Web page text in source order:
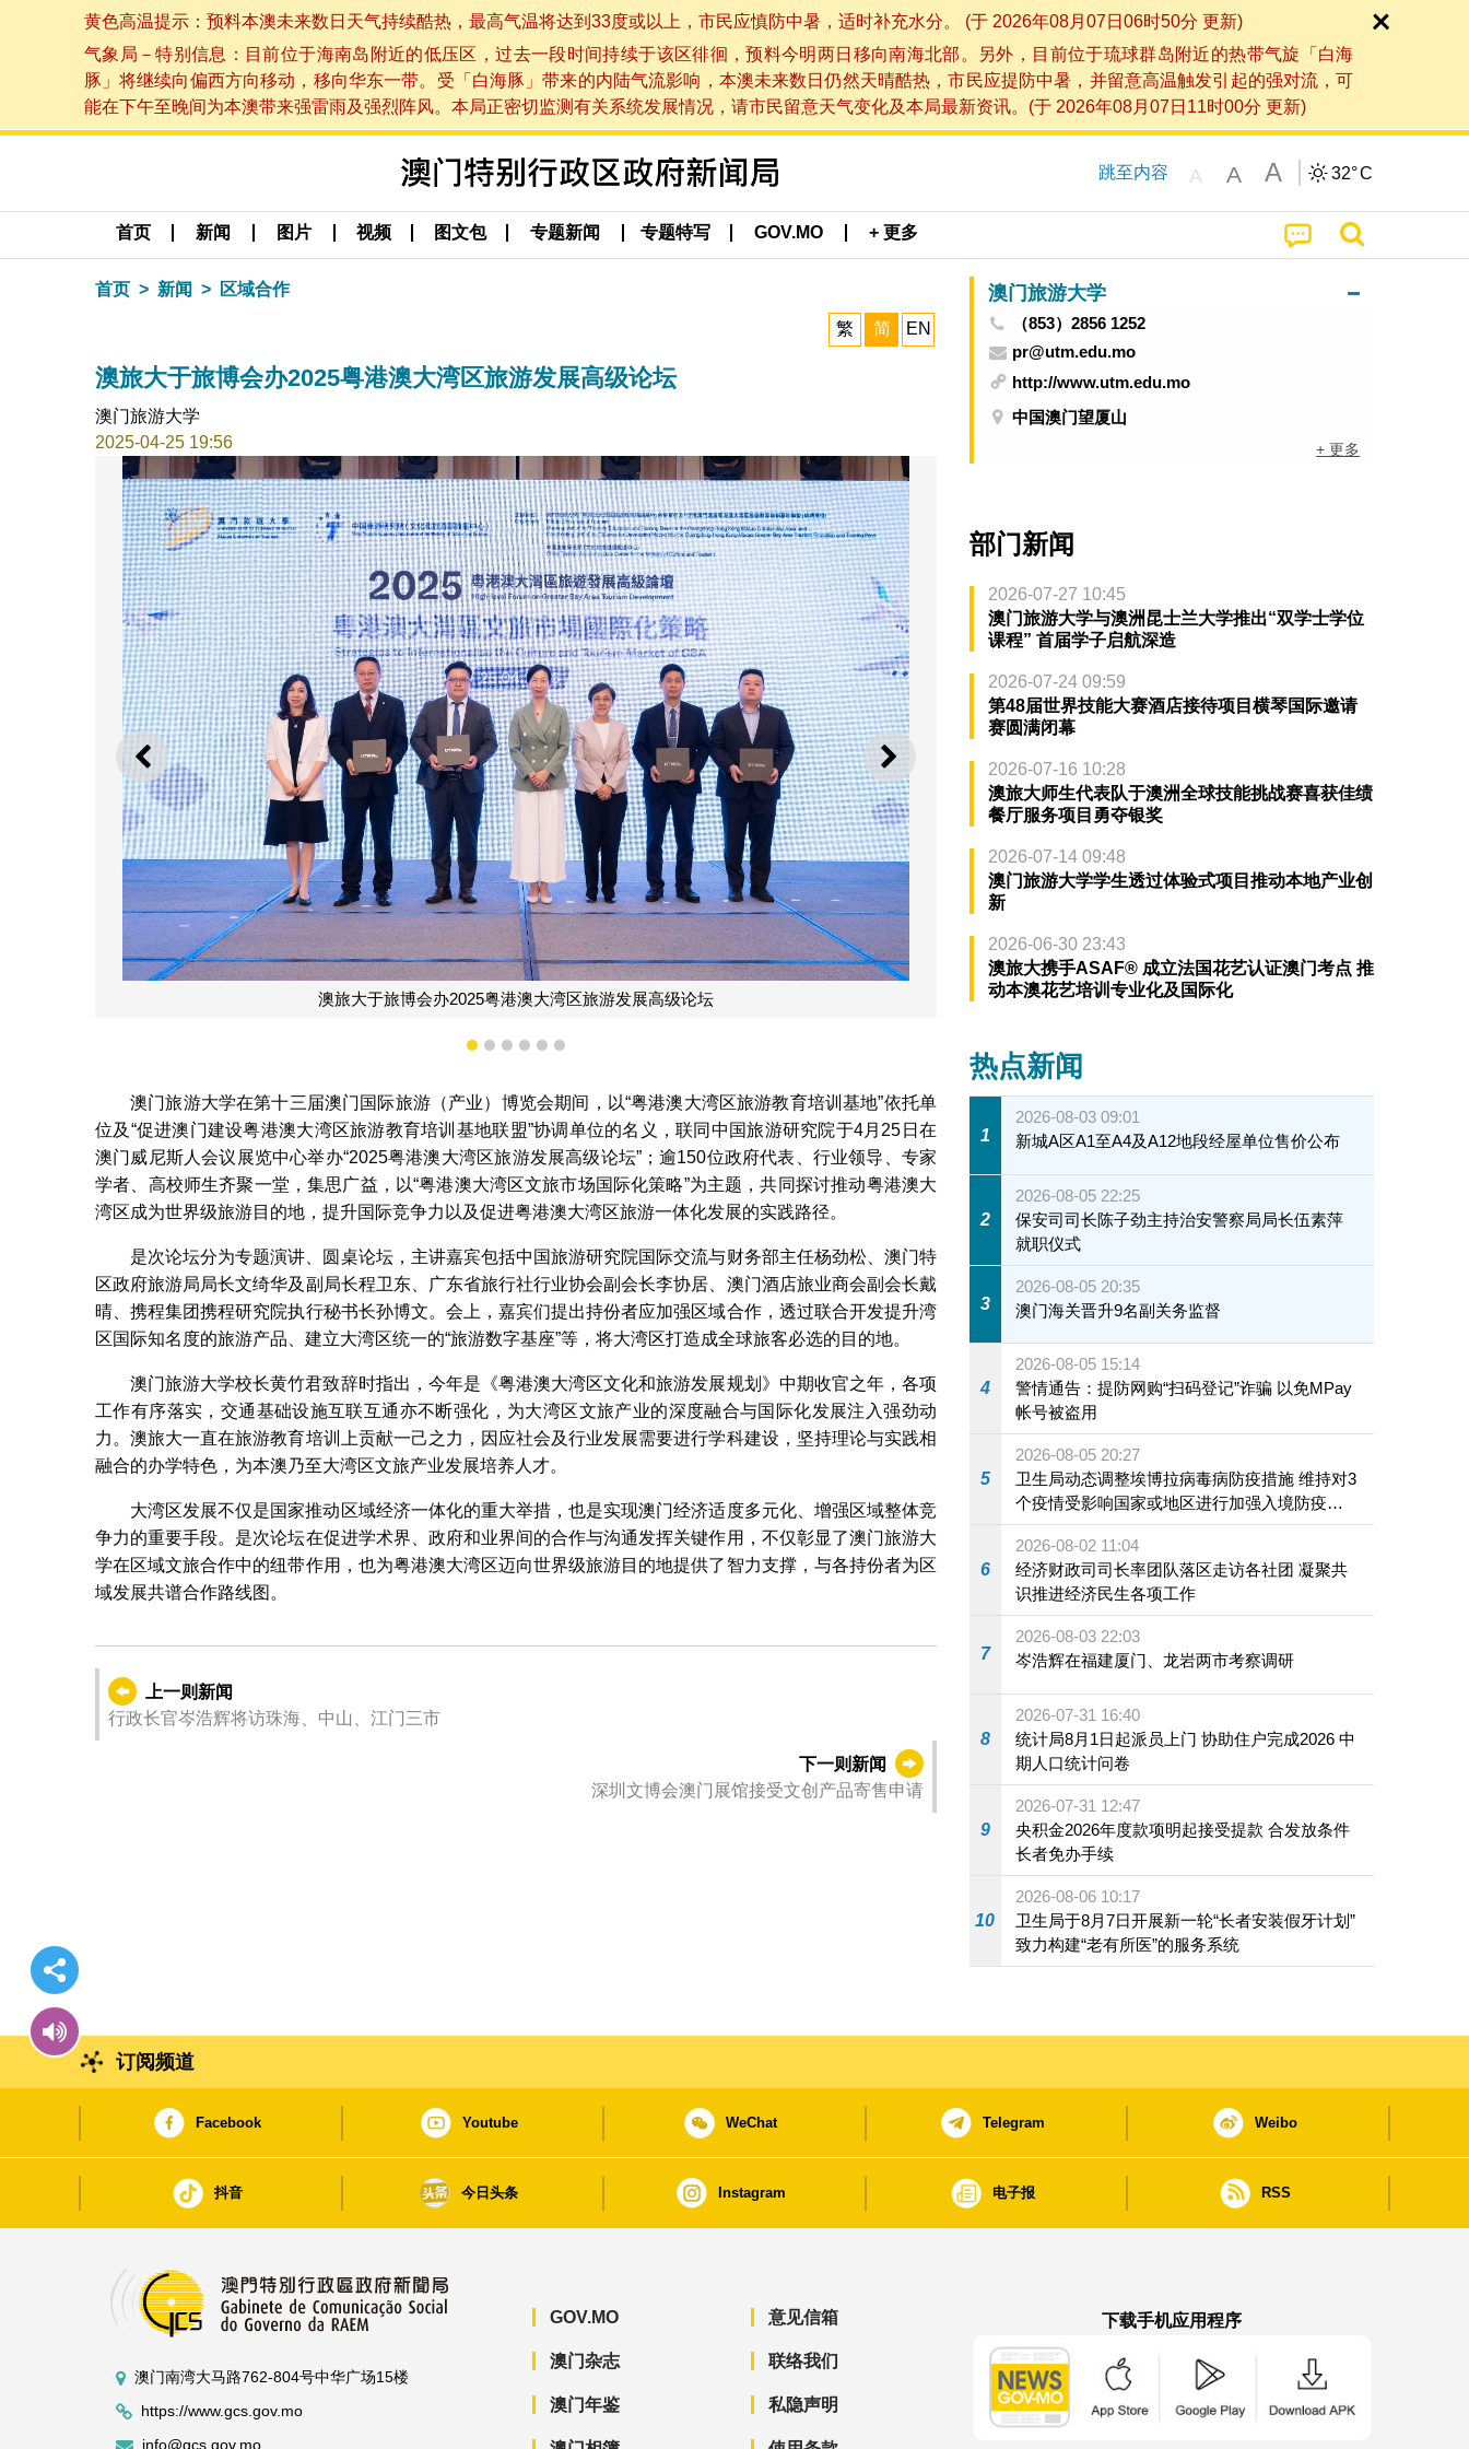
黄色高温提示：预料本澳未来数日天气持续酷热，最高气温将达到33度或以上，市民应慎防中暑，适时补充水分。 (于 2026年08月07日06时50分 更新)
气象局－特别信息：目前位于海南岛附近的低压区，过去一段时间持续于该区徘徊，预料今明两日移向南海北部。另外，目前位于琉球群岛附近的热带气旋「白海
豚」将继续向偏西方向移动，移向华东一带。受「白海豚」带来的内陆气流影响，本澳未来数日仍然天晴酷热，市民应提防中暑，并留意高温触发引起的强对流，可
能在下午至晚间为本澳带来强雷雨及强烈阵风。本局正密切监测有关系统发展情况，请市民留意天气变化及本局最新资讯。(于 2026年08月07日11时00分 更新)
跳至内容 A A A 32°C
首页 新闻 图片 视频 图文包 专题新闻 专题特写 GOV.MO + 更多
首页 新闻 区域合作
繁 简 EN
澳旅大于旅博会办2025粤港澳大湾区旅游发展高级论坛
澳门旅游大学
2025-04-25 19:56
上一则 下一则
澳旅大于旅博会办2025粤港澳大湾区旅游发展高级论坛
1 2 3 4 5 6
澳门旅游大学在第十三届澳门国际旅游（产业）博览会期间，以“粤港澳大湾区旅游教育培训基地”依托单
位及“促进澳门建设粤港澳大湾区旅游教育培训基地联盟”协调单位的名义，联同中国旅游研究院于4月25日在
澳门威尼斯人会议展览中心举办“2025粤港澳大湾区旅游发展高级论坛”；逾150位政府代表、行业领导、专家
学者、高校师生齐聚一堂，集思广益，以“粤港澳大湾区文旅市场国际化策略”为主题，共同探讨推动粤港澳大
湾区成为世界级旅游目的地，提升国际竞争力以及促进粤港澳大湾区旅游一体化发展的实践路径。
是次论坛分为专题演讲、圆桌论坛，主讲嘉宾包括中国旅游研究院国际交流与财务部主任杨劲松、澳门特
区政府旅游局局长文绮华及副局长程卫东、广东省旅行社行业协会副会长李协居、澳门酒店旅业商会副会长戴
晴、携程集团携程研究院执行秘书长孙博文。会上，嘉宾们提出持份者应加强区域合作，透过联合开发提升湾
区国际知名度的旅游产品、建立大湾区统一的“旅游数字基座”等，将大湾区打造成全球旅客必选的目的地。
澳门旅游大学校长黄竹君致辞时指出，今年是《粤港澳大湾区文化和旅游发展规划》中期收官之年，各项
工作有序落实，交通基础设施互联互通亦不断强化，为大湾区文旅产业的深度融合与国际化发展注入强劲动
力。澳旅大一直在旅游教育培训上贡献一己之力，因应社会及行业发展需要进行学科建设，坚持理论与实践相
融合的办学特色，为本澳乃至大湾区文旅产业发展培养人才。
大湾区发展不仅是国家推动区域经济一体化的重大举措，也是实现澳门经济适度多元化、增强区域整体竞
争力的重要手段。是次论坛在促进学术界、政府和业界间的合作与沟通发挥关键作用，不仅彰显了澳门旅游大
学在区域文旅合作中的纽带作用，也为粤港澳大湾区迈向世界级旅游目的地提供了智力支撑，与各持份者为区
域发展共谱合作路线图。
上一则新闻
行政长官岑浩辉将访珠海、中山、江门三市
下一则新闻
深圳文博会澳门展馆接受文创产品寄售申请
澳门旅游大学
（853）2856 1252
pr@utm.edu.mo
http://www.utm.edu.mo
中国澳门望厦山
+ 更多
部门新闻
2026-07-27 10:45
澳门旅游大学与澳洲昆士兰大学推出“双学士学位
课程” 首届学子启航深造
2026-07-24 09:59
第48届世界技能大赛酒店接待项目横琴国际邀请
赛圆满闭幕
2026-07-16 10:28
澳旅大师生代表队于澳洲全球技能挑战赛喜获佳绩
餐厅服务项目勇夺银奖
2026-07-14 09:48
澳门旅游大学学生透过体验式项目推动本地产业创
新
2026-06-30 23:43
澳旅大携手ASAF® 成立法国花艺认证澳门考点 推
动本澳花艺培训专业化及国际化
热点新闻
1
2026-08-03 09:01
新城A区A1至A4及A12地段经屋单位售价公布
2
2026-08-05 22:25
保安司司长陈子劲主持治安警察局局长伍素萍
就职仪式
3
2026-08-05 20:35
澳门海关晋升9名副关务监督
4
2026-08-05 15:14
警情通告：提防网购“扫码登记”诈骗 以免MPay
帐号被盗用
5
2026-08-05 20:27
卫生局动态调整埃博拉病毒病防疫措施 维持对3
个疫情受影响国家或地区进行加强入境防疫措
施
6
2026-08-02 11:04
经济财政司司长率团队落区走访各社团 凝聚共
识推进经济民生各项工作
7
2026-08-03 22:03
岑浩辉在福建厦门、龙岩两市考察调研
8
2026-07-31 16:40
统计局8月1日起派员上门 协助住户完成2026 中
期人口统计问卷
9
2026-07-31 12:47
央积金2026年度款项明起接受提款 合发放条件
长者免办手续
10
2026-08-06 10:17
卫生局于8月7日开展新一轮“长者安装假牙计划”
致力构建“老有所医”的服务系统
订阅频道
Facebook Youtube WeChat Telegram Weibo
抖音 今日头条 Instagram 电子报 RSS
澳门南湾大马路762-804号中华广场15楼
https://www.gcs.gov.mo
info@gcs.gov.mo
GOV.MO
澳门杂志
澳门年鉴
意见信箱
联络我们
私隐声明
下载手机应用程序